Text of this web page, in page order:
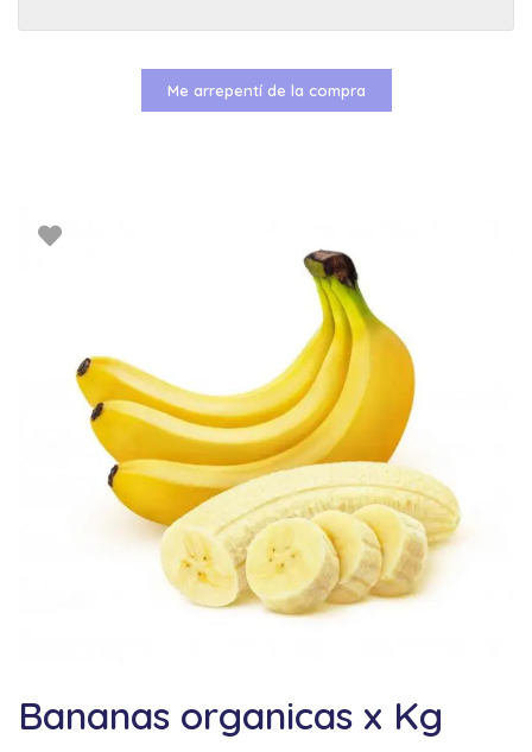
Bananas organicas x Kg
Me arrepentí de la compra